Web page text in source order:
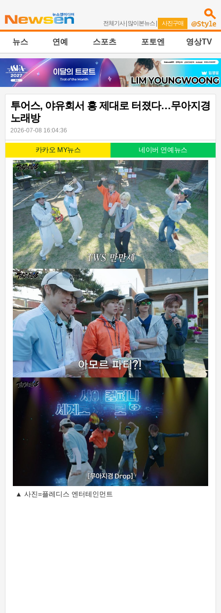
전체기사| 많이본뉴스 | 사진구매
뉴스 연예 스포츠 포토엔 영상TV
투어스, 야유회서 흥 제대로 터졌다…무아지경
노래방
2026-07-08 16:04:36
카카오 MY뉴스 네이버 연예뉴스
▲ 사진=플레디스 엔터테인먼트